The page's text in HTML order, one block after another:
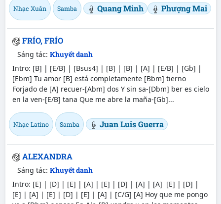
Nhạc Xuân Samba Quang Minh Phượng Mai
FRÍO, FRÍO
Sáng tác: Khuyết danh
Intro: [B] | [E/B] | [Bsus4] | [B] | [B] | [A] | [E/B] | [Gb] |
[Ebm] Tu amor [B] está completamente [Bbm] tierno
Forjado de [A] recuer-[Abm] dos Y sin sa-[Dbm] ber es cielo
en la ven-[E/B] tana Que me abre la maña-[Gb]...
Nhạc Latino Samba Juan Luis Guerra
ALEXANDRA
Sáng tác: Khuyết danh
Intro: [E] | [D] | [E] | [A] | [E] | [D] | [A] | [A] [E] | [D] |
[E] | [A] | [E] | [D] | [E] | [A] | [C/G] [A] Hoy que me pongo